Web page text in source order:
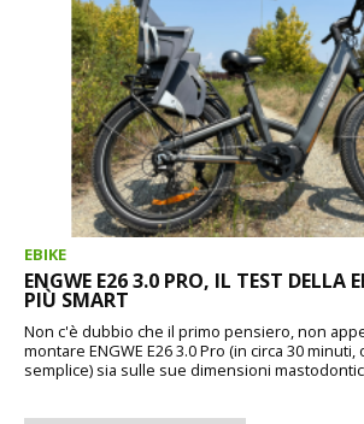
EBIKE
ENGWE E26 3.0 PRO, IL TEST DELLA
PIÙ SMART
Non c'è dubbio che il primo pensiero, non
montare ENGWE E26 3.0 Pro (in circa 30
semplice) sia sulle sue dimensioni